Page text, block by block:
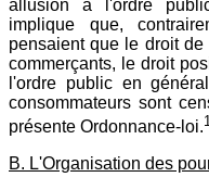
allusion à l'ordre
implique que,
pensaient que le droit
commerçants, le droit
l'ordre public en
consommateurs sont
présente Ordonnance-loi.
B. L'Organisation des